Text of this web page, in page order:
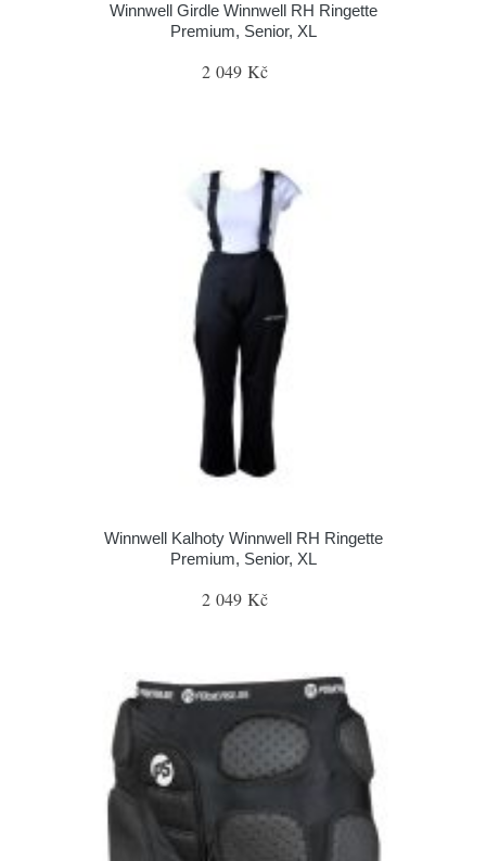
Winnwell Girdle Winnwell RH Ringette
Premium, Senior, XL
2 049 Kč
Winnwell Kalhoty Winnwell RH Ringette
Premium, Senior, XL
2 049 Kč